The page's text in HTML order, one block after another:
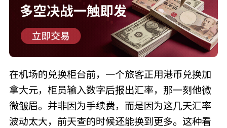
在机场的兑换柜台前，一个旅客正用港币兑换加
拿大元，柜员输入数字后报出汇率，那一刻他微
微皱眉。并非因为手续费，而是因为这几天汇率
波动太大，前天查的时候还能换到更多。这种看